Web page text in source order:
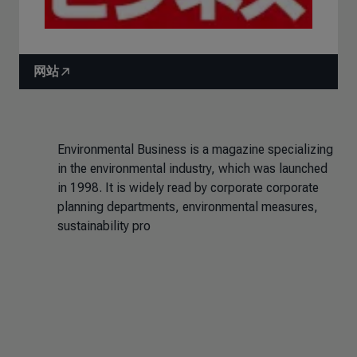
网站
Environmental Business is a magazine specializing
in the environmental industry, which was launched
in 1998. It is widely read by corporate corporate
planning departments, environmental measures,
sustainability pro